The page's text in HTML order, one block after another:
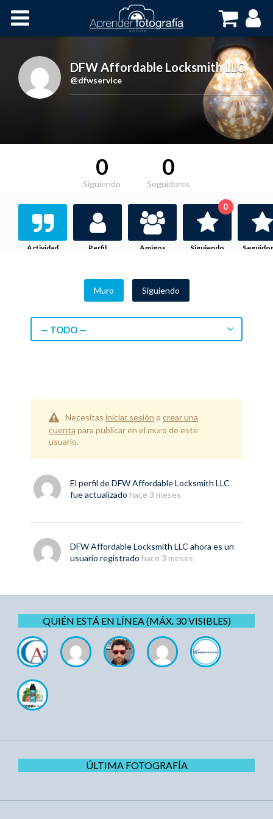
Cursos OnLine
DFW Affordable Locksmith LLC,
@dfwservice
0
Siguiendo
0
Seguidores
Actividad Perfil Amigos Siguiendo
0
Muro Siguiendo
— TODO —
Necesitas iniciar sesión o crear una
cuenta para publicar en el muro de este
usuario.
El perfil deDFW Affordable Locksmith LLC
fue actualizado hace 3 meses
DFW Affordable Locksmith LLC ahora es un
usuario registrado hace 3 meses
QUIÉN ESTÁ EN LÍNEA (MÁX. 30 VISIBLES)
ÚLTIMA FOTOGRAFÍA